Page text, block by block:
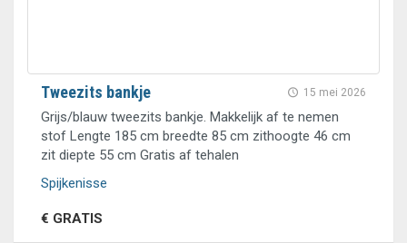
15 mei 2026
Tweezits bankje
Grijs/blauw tweezits bankje. Makkelijk af te nemen
stof Lengte 185 cm breedte 85 cm zithoogte 46 cm
zit diepte 55 cm Gratis af tehalen
Spijkenisse
€ GRATIS